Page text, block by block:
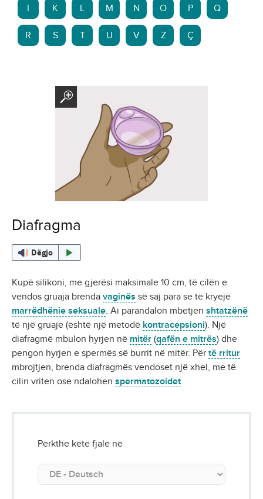
K L M N O P Q
R S T U V Z Ç
Diafragma
Dëgjo
Kupë silikoni, me gjerësi maksimale 10 cm, të cilën e
vendos gruaja brenda vaginës së saj para se të kryejë
marrëdhënie seksuale . Ai parandalon mbetjen shtatzënë
të një gruaje (është një metodë kontracepsioni). Një
diafragmë mbulon hyrjen në mitër (qafën e mitrës) dhe
pengon hyrjen e spermës së burrit në mitër. Për të rritur
mbrojtjen, brenda diafragmës vendoset një xhel, me të
cilin vriten ose ndalohen spermatozoidet
Përkthe këtë fjalë në